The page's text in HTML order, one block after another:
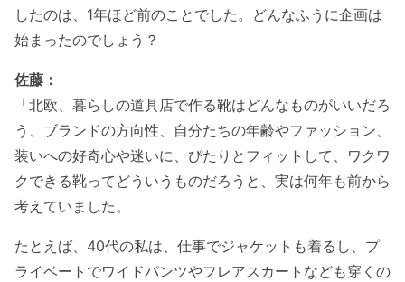
したのは、1年ほど前のことでした。どんなふうに企画は
始まったのでしょう？
佐藤：
「北欧、暮らしの道具店で作る靴はどんなものがいいだろ
う、ブランドの方向性、自分たちの年齢やファッション、
装いへの好奇心や迷いに、ぴたりとフィットして、ワクワ
クできる靴ってどういうものだろうと、実は何年も前から
考えていました。
たとえば、40代の私は、仕事でジャケットも着るし、プ
ライベートでワイドパンツやフレアスカートなども穿くの